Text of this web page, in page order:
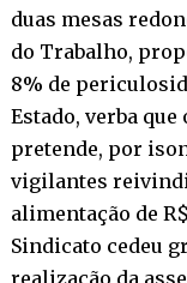
duas mesas
do Trabalho,
8% de
Estado, verba
pretende, por
vigilantes
alimentação de
Sindicato cedeu
realização da